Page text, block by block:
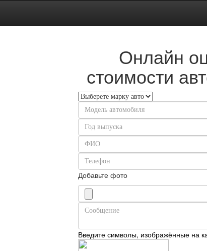
Онлайн
стоимости
Добавьте фото
Введите символы, изображённые на